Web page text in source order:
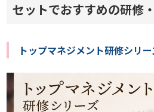
セットでおすすめの研修
トップマネジメント研修シリ